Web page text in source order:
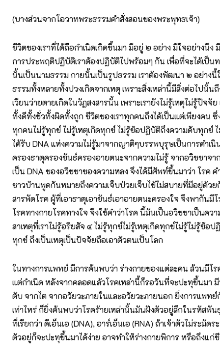
(บางส่วนจากโอวาทพระธรรมคำสั่งสอนของพระพุทธเจ้า)
ชีวิตของเราที่ได้ถือกำเนิดเกิดขึ้นมา มีอยู่ ๒ อย่าง มีใจอย่างนึง
การประพฤติปฏิบัติเราต้องปฏิบัติไปพร้อมๆ กัน เพื่อที่จะได้เป็นท
นั้นเป็นนามธรรม กายนั้นเป็นรูปธรรม เราต้องพัฒนา ๒ อย่างนี้
ธรรมทั้งหลายทั้งปวงเกิดจากเหตุ เพราะสิ่งเหล่านี้มีสิ่งต่อไปนั้น
เวียนว่ายตายเกิดในวัฏสงสารนั้น เพราะเรายังไม่รู้เหตุไม่รู้ปัจจั
ทั้งดีทั้งชั่วทั้งผิดทั้งถูก ชีวิตของเราทุกคนถึงได้เป็นแต่เพียงคน ซึ่
ทุกคนไม่รู้ทุกข์ ไม่รู้เหตุเกิดทุกข์ ไม่รู้ข้อปฏิบัติถึงความดับทุกข์ ไ
ได้รับ DNA แห่งความไม่รู้มาจากญาติๆบรรพบุรุษเป็นการดำเนิ
ครองธาตุครองขันธ์ครองอายตนะจากความไม่รู้ จากอวิชชาจา
เป็น DNA ของอวิชชาของความหลง จึงได้มีศัพท์ขึ้นมาว่า โรค
ชาวบ้านพูดกันหมายถึงความเจ็บป่วยเจ็บไข้ไม่สบายที่มีอยู่ด้วย
สารพัดโรค ผู้ที่เอาธาตุเอาขันธ์เอาอายตนะครองใจ จึงพากันมีโ
โรคทางกายโรคทางใจ จึงใช้คำว่าโรค นี้มันเป็นอวิชชาเป็นคว
สาเหตุที่เราไม่รู้อริยสัจ ๔ ไม่รู้ทุกข์ไม่รู้เหตุเกิดทุกข์ไม่รู้ไม่รู้ข้อ
ทุกข์ ถึงเป็นเหตุเป็นปัจจัยถือเอาตัวตนเป็นโลก
ในทางการแพทย์ มีการค้นพบว่า ร่างกายของแต่ละคน ล้วนมีโ
แต่กำเนิด หลังจากคลอดแล้วโรคเหล่านี้ก็รอวันที่จะปะทุขึ้นมา
ตับ จากไต จากอวัยวะภายในและอวัยวะภายนอก ยิ่งการแพทย์
เท่าไหร่ ก็ยิ่งค้นพบว่าโรคร้ายเหล่านั้นมันฝังตัวอยู่ลึกในรหัสพั
ที่เรียกว่า ดีเอ็นเอ (DNA), อาร์เอ็นเอ (RNA) ถ้าเจ้าตัวไม่ระมัด
ตัวอยู่ก็จะปะทุขึ้นมาได้ง่าย อาจทำให้ร่างกายพิการ หรือถึงแก่